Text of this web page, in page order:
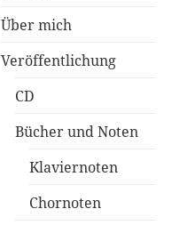
Über mich
Veröffentlichung
CD
Bücher und Noten
Klaviernoten
Chornoten